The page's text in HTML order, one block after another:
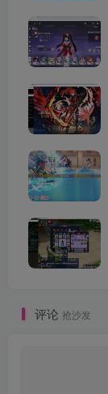
评论 抢沙发